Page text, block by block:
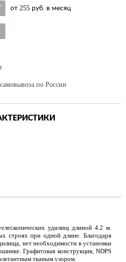
от 255 руб. в месяц
по России
удилищ длиной 4.2 м.
строях при одной длине. Благодаря
нет необходимости в установки
Графитовая конструкция, NDPS
тканым узором.